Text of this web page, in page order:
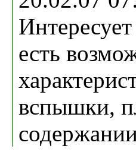
есть
вспышки,